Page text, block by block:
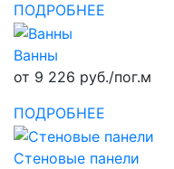
ПОДРОБНЕЕ
Ванны
от 9 226 руб./пог.м
ПОДРОБНЕЕ
Стеновые панели